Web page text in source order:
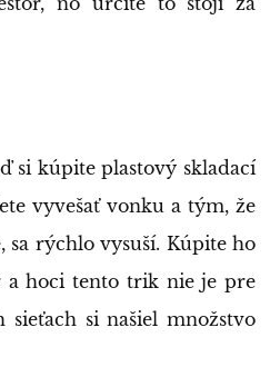
si kúpite plastový skladací
vyvešať vonku a tým, že
sa rýchlo vysuší. Kúpite ho
a hoci tento trik nie je pre
sieťach si našiel množstvo